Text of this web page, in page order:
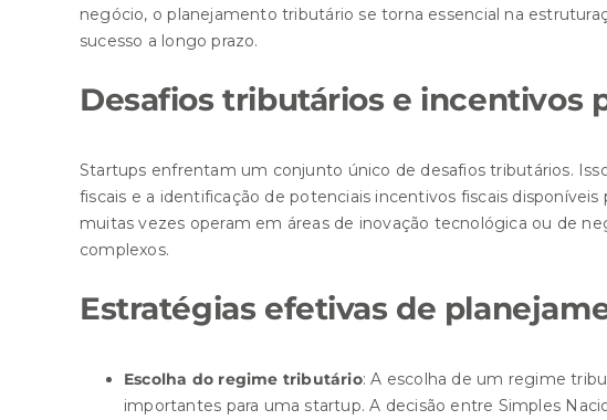
negócio, o planejamento tributário se torna essencial na
sucesso a longo prazo.
Desafios tributários e incentivos
Startups enfrentam um conjunto único de desafios tributários.
fiscais e a identificação de potenciais incentivos fiscais
muitas vezes operam em áreas de inovação tecnológica ou de
complexos.
Estratégias efetivas de
Escolha do regime tributário: A escolha de um regime
importantes para uma startup. A decisão entre Simples